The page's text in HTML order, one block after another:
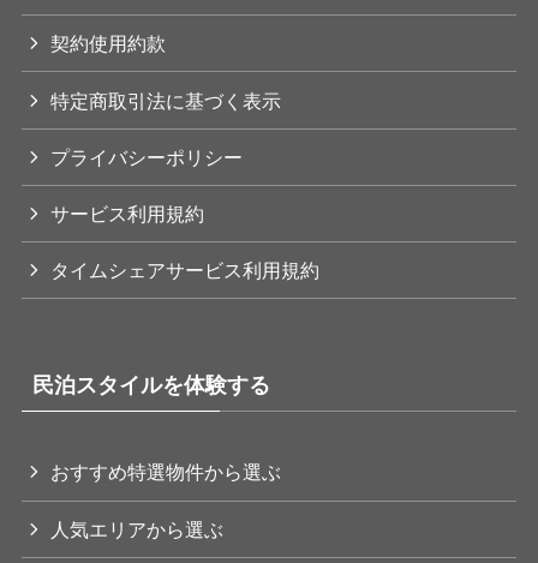
契約使用約款
特定商取引法に基づく表示
プライバシーポリシー
サービス利用規約
タイムシェアサービス利用規約
民泊スタイルを体験する
おすすめ特選物件から選ぶ
人気エリアから選ぶ